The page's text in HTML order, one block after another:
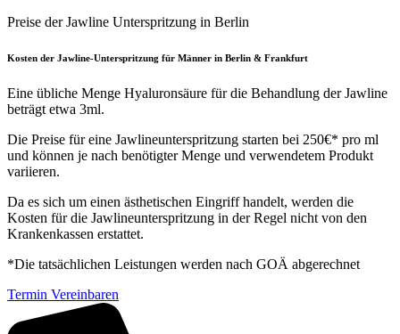
Preise der Jawline Unterspritzung in Berlin
Kosten der Jawline-Unterspritzung für Männer in Berlin & Frankfurt
Eine übliche Menge Hyaluronsäure für die Behandlung der Jawline
beträgt etwa 3ml.
Die Preise für eine Jawlineunterspritzung starten bei 250€* pro ml
und können je nach benötigter Menge und verwendetem Produkt
variieren.
Da es sich um einen ästhetischen Eingriff handelt, werden die
Kosten für die Jawlineunterspritzung in der Regel nicht von den
Krankenkassen erstattet.
*Die tatsächlichen Leistungen werden nach GOÄ abgerechnet
Termin Vereinbaren